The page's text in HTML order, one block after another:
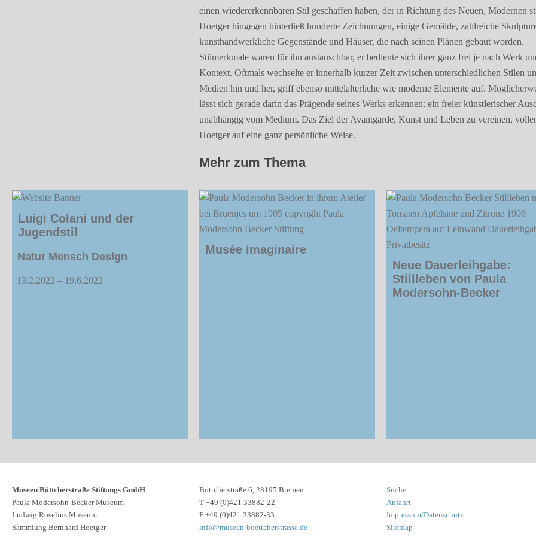
einen wiedererkennbaren Stil geschaffen haben, der in Richtung des Neuen, Modernen
Hoetger hingegen hinterließ hunderte Zeichnungen, einige Gemälde, zahlreiche
kunsthandwerkliche Gegenstände und Häuser, die nach seinen Plänen gebaut worden.
Stilmerkmale waren für ihn austauschbar, er bediente sich ihrer ganz frei je nach Werk
Kontext. Oftmals wechselte er innerhalb kurzer Zeit zwischen unterschiedlichen Stilen
Medien hin und her, griff ebenso mittelalterliche wie moderne Elemente auf.
lässt sich gerade darin das Prägende seines Werks erkennen: ein freier künstlerischer
unabhängig vom Medium. Das Ziel der Avantgarde, Kunst und Leben zu vereinen,
Hoetger auf eine ganz persönliche Weise.
Mehr zum Thema
Luigi Colani und der
Jugendstil
Natur Mensch Design
13.2.2022 – 19.6.2022
Musée imaginaire
Neue Dauerleihgabe:
Stillleben von Paula
Modersohn-Becker
Museen Böttcherstraße Stiftungs GmbH
Paula Modersohn-Becker Museum
Ludwig Roselius Museum
Sammlung Bernhard Hoetger
Böttcherstraße 6, 28195 Bremen
T +49 (0)421 33882-22
F +49 (0)421 33882-33
info@museen-boettcherstrasse.de
Suche
Anfahrt
Impressum/Datenschutz
Sitemap